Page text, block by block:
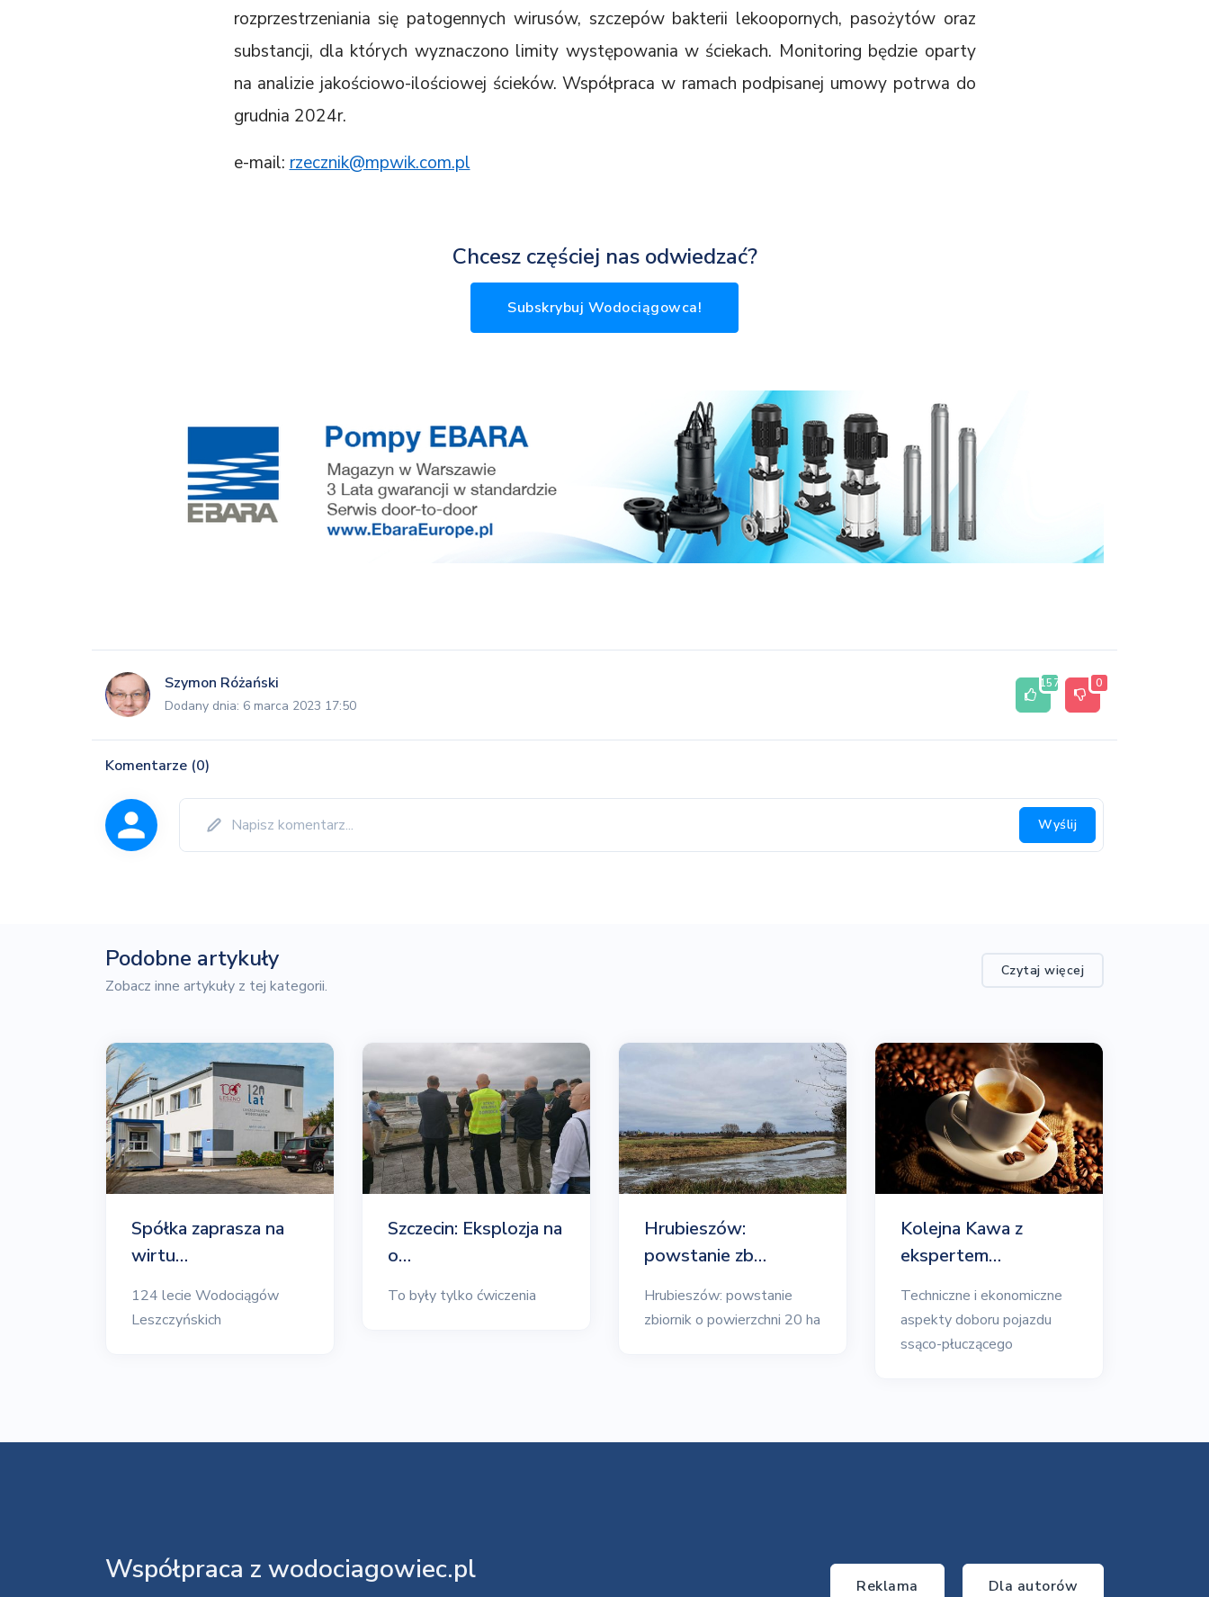
rozprzestrzeniania się patogennych wirusów, szczepów bakterii lekoopornych, pasożytów oraz
substancji, dla których wyznaczono limity występowania w ściekach. Monitoring będzie oparty
na analizie jakościowo-ilościowej ścieków. Współpraca w ramach podpisanej umowy potrwa do
grudnia 2024r.
e-mail: rzecznik@mpwik.com.pl
Chcesz częściej nas odwiedzać?
Subskrybuj Wodociągowca!
Szymon Różański
Dodany dnia: 6 marca 2023 17:50
157 0
Komentarze (0)
Wyślij
Podobne artykuły
Zobacz inne artykuły z tej kategorii.
Czytaj więcej
Spółka zaprasza na
wirtu…
124 lecie Wodociągów
Leszczyńskich
Szczecin: Eksplozja na
o…
To były tylko ćwiczenia
Hrubieszów:
powstanie zb…
Hrubieszów: powstanie
zbiornik o powierzchni 20 ha
Kolejna Kawa z
ekspertem…
Techniczne i ekonomiczne
aspekty doboru pojazdu
ssąco-płuczącego
Współpraca z wodociagowiec.pl Reklama Dla autorów